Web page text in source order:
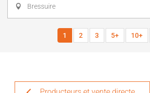
Bressuire
1 2 3 5+ 10+